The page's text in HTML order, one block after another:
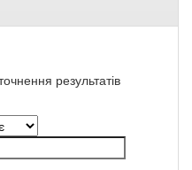
результатів